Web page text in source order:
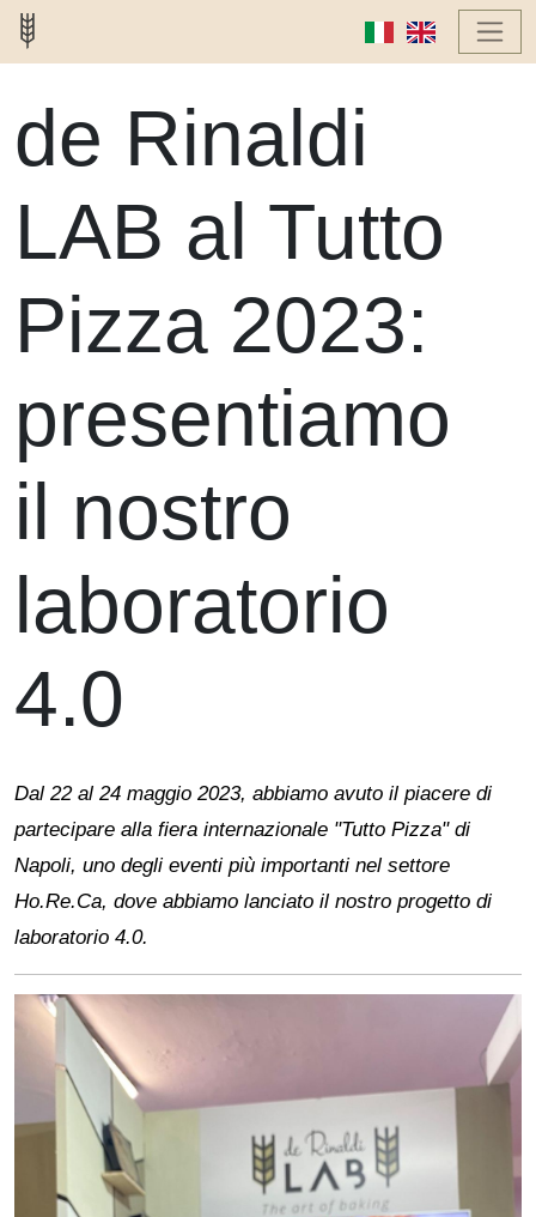
de Rinaldi
LAB al Tutto
Pizza 2023:
presentiamo
il nostro
laboratorio
4.0
Dal 22 al 24 maggio 2023, abbiamo avuto il piacere di
partecipare alla fiera internazionale "Tutto Pizza" di
Napoli, uno degli eventi più importanti nel settore
Ho.Re.Ca, dove abbiamo lanciato il nostro progetto di
laboratorio 4.0.